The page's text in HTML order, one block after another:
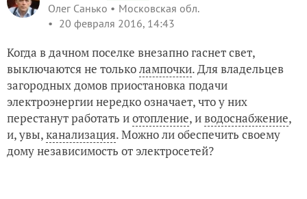
Олег Санько
Московская обл.
20 февраля 2016, 14:43
Когда в дачном поселке внезапно гаснет свет,
выключаются не тольколампочки. Для владельцев
загородных домов приостановка подачи
электроэнергии нередко означает, что у них
перестанут работать иотопление, иводоснабжение,
и, увы,канализация. Можно ли обеспечить своему
дому независимость от электросетей?